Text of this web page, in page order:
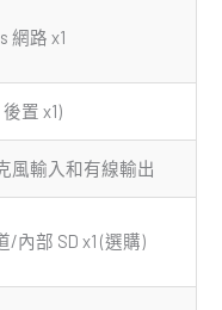
網路 x1
置 x1)
風輸入和有線輸出
/內部 SD x1 (選購)